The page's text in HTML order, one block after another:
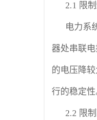
2.1 限
电力系
器处串联
的电压降
行的稳定性
2.2 限